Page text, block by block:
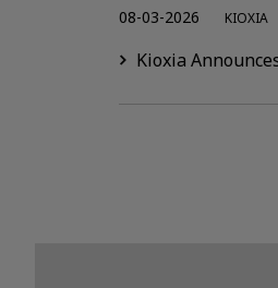
Kioxia
08-03-2026 KIOXIA